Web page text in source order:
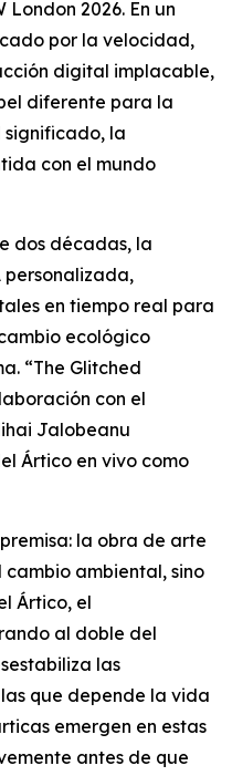
2026. En un
por la velocidad,
digital implacable,
diferente para la
la
con el mundo
dos décadas, la
en tiempo real para
ecológico
“The Glitched
con el
Jalobeanu
Ártico en vivo como
la obra de arte
cambio ambiental, sino
Ártico, el
al doble del
las
que depende la vida
emergen en estas
antes de que